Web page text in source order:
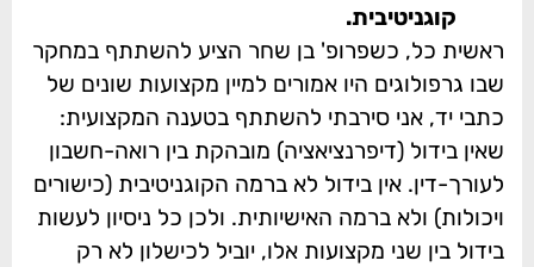
קוגניטיבית.
ראשית כל, כשפרופ' בן שחר הציע להשתתף במחקר
שבו גרפולוגים היו אמורים למיין מקצועות שונים של
כתבי יד, אני סירבתי להשתתף בטענה המקצועית:
שאין בידול (דיפרנציאציה) מובהקת בין רואה-חשבון
לעורך-דין. אין בידול לא ברמה הקוגניטיבית (כישורים
ויכולות) ולא ברמה האישיותית. ולכן כל ניסיון לעשות
בידול בין שני מקצועות אלו, יוביל לכישלון לא רק